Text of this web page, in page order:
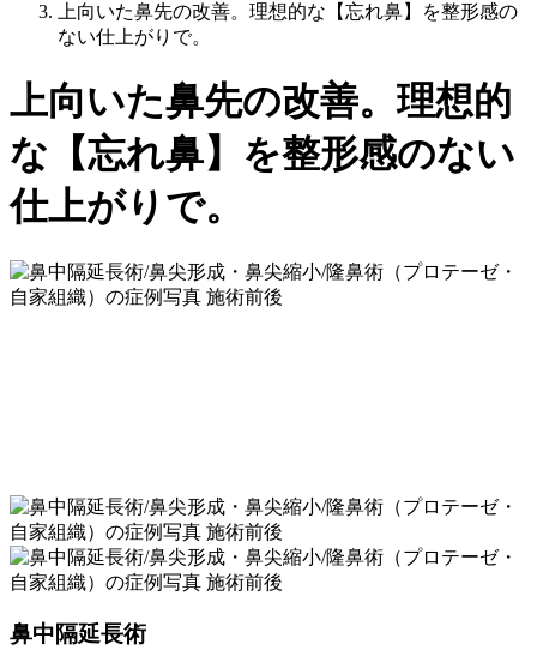
上向いた鼻先の改善。理想的な【忘れ鼻】を整形感の
ない仕上がりで。
上向いた鼻先の改善。理想的
な【忘れ鼻】を整形感のない
仕上がりで。
鼻中隔延長術